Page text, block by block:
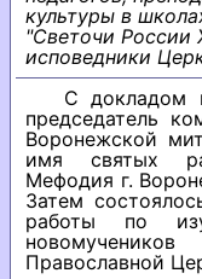
культуры в
"Светочи России
исповедники
С докладом
председатель
Воронежской
имя святых
Мефодия г.
Затем
работы по
Православной